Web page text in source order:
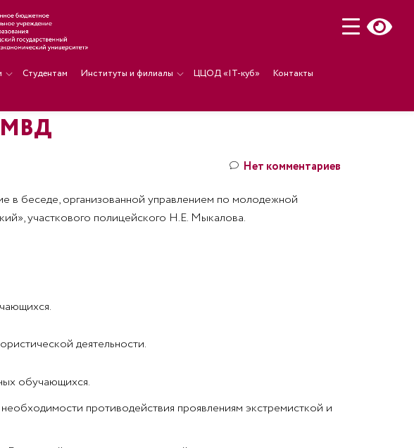
Студентам Институты и филиалы ЦЦОД «IT-куб»
Контакты
Нет комментариев
в беседе, организованной управлением по молодежной
участкового полицейского Н.Е. Мыкалова.
деятельности.
обучающихся.
противодействия проявлениям экстремисткой и